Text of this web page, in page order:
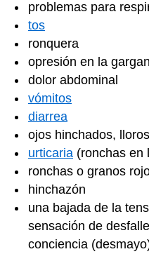
problemas para
tos
ronquera
opresión en la
dolor abdominal
vómitos
diarrea
ojos hinchados,
urticaria (ronchas en
ronchas o granos
hinchazón
una bajada de la
sensación de
conciencia